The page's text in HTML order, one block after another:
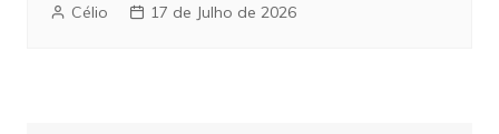
Célio 17 de Julho de 2026